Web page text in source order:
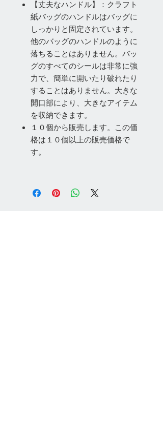
【丈夫なハンドル】：クラフト
紙バッグのハンドルはバッグに
しっかりと固定されています。
他のバッグのハンドルのように
落ちることはありません。バッ
グのすべてのシールは非常に強
力で、簡単に開いたり破れたり
することはありません。大きな
開口部により、大きなアイテム
を収納できます。
１０個から販売します。この価
格は１０個以上の販売価格で
す。